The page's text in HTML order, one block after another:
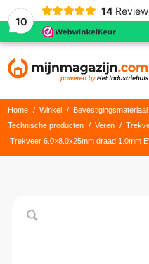
10
14
Home / Winkel / Bevestigingsmateriaal
Technische producten
/ Veren /
Trekveer 6.0×8.0x25mm draad 1.0mm